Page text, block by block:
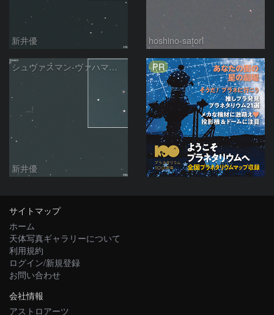
新井優 hoshino-satori
シュヴァスマン-ヴァハマン彗星 ( 29P )：2026/04/19
新井優
PR
サイトマップ
ホーム
天体写真ギャラリーについて
利用規約
ログイン/新規登録
お問い合わせ
会社情報
アストロアーツ